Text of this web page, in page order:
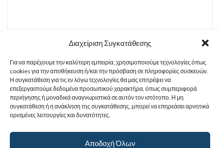
Διαχείριση Συγκατάθεσης
Για να παρέχουμε την καλύτερη εμπειρία, χρησιμοποιούμε τεχνολογίες όπως
cookies για την αποθήκευση ή/και την πρόσβαση σε πληροφορίες συσκευών.
Η συγκατάθεση για τις εν λόγω τεχνολογίες θα μας επιτρέψει να
επεξεργαστούμε δεδομένα προσωπικού χαρακτήρα, όπως συμπεριφορά
περιήγησης ή μοναδικά αναγνωριστικά σε αυτόν τον ιστότοπο. Η μη
συγκατάθεση ή η ανάκληση της συγκατάθεσης, μπορεί να επηρεάσει αρνητικά
ορισμένες λειτουργίες και δυνατότητες.
Αποδοχή Όλων
Σχετικά προϊόντα